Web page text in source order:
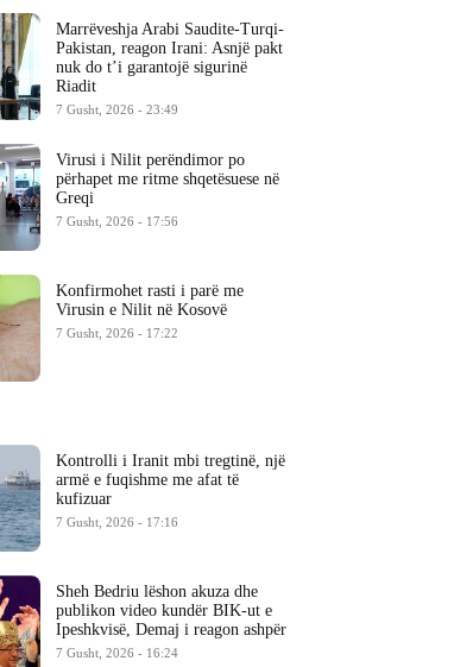
Marrëveshja Arabi Saudite-Turqi-
Pakistan, reagon Irani: Asnjë pakt
nuk do t’i garantojë sigurinë
Riadit
7 Gusht, 2026 - 23:49
Virusi i Nilit perëndimor po
përhapet me ritme shqetësuese në
Greqi
7 Gusht, 2026 - 17:56
Konfirmohet rasti i parë me
Virusin e Nilit në Kosovë
7 Gusht, 2026 - 17:22
Kontrolli i Iranit mbi tregtinë, një
armë e fuqishme me afat të
kufizuar
7 Gusht, 2026 - 17:16
Sheh Bedriu lëshon akuza dhe
publikon video kundër BIK-ut e
Ipeshkvisë, Demaj i reagon ashpër
7 Gusht, 2026 - 16:24